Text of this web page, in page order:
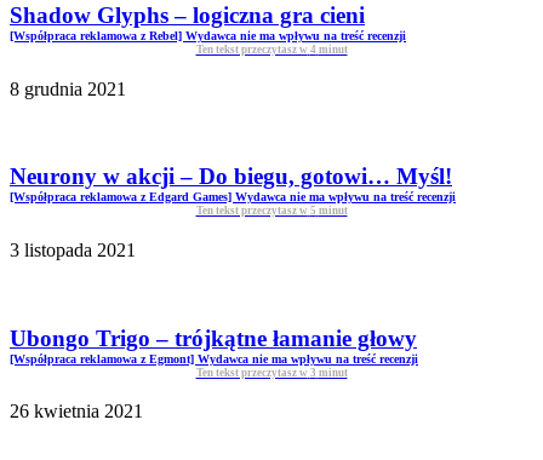
Shadow Glyphs – logiczna gra cieni
[Współpraca reklamowa z Rebel] Wydawca nie ma wpływu na treść recenzji
Ten tekst przeczytasz w 4 minut
8 grudnia 2021
Neurony w akcji – Do biegu, gotowi… Myśl!
[Współpraca reklamowa z Edgard Games] Wydawca nie ma wpływu na treść recenzji
Ten tekst przeczytasz w 5 minut
3 listopada 2021
Ubongo Trigo – trójkątne łamanie głowy
[Współpraca reklamowa z Egmont] Wydawca nie ma wpływu na treść recenzji
Ten tekst przeczytasz w 3 minut
26 kwietnia 2021